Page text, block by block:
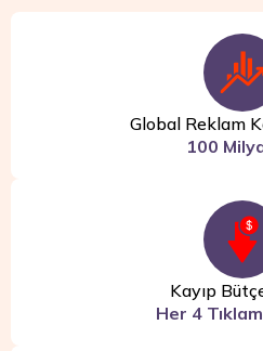
Global Reklam
100
Kayıp
Her 4